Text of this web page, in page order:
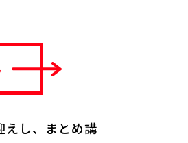
し、まとめ講